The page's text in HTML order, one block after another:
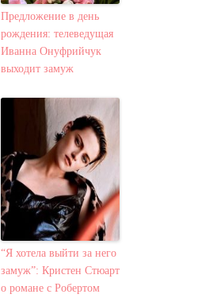
Предложение в день
рождения: телеведущая
Иванна Онуфрийчук
выходит замуж
“Я хотела выйти за него
замуж”: Кристен Стюарт
о романе с Робертом